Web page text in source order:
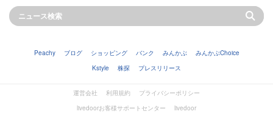
Peachy ブログ ショッピング バンク みんかぶ
みんかぶChoice
Kstyle
株探 プレスリリース
運営会社 利用規約
プライバシーポリシー
livedoorお客様サポートセンター
livedoor